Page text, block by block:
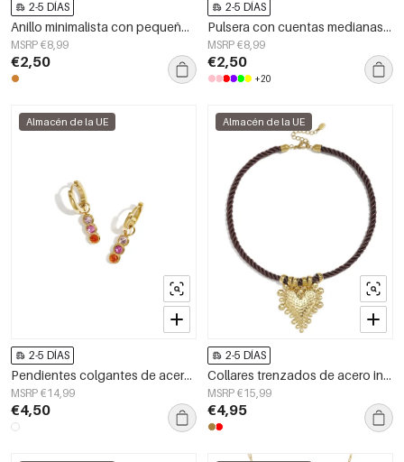
2-5 DÍAS
Anillo minimalista con pequeños corazones
MSRP €8,99
€2,50
2-5 DÍAS
Pulsera con cuentas medianas y cierre frontal de 12 mm.
MSRP €8,99
€2,50
+20
Almacén de la UE
2-5 DÍAS
Pendientes colgantes de acero inoxidable con forma circular, estilo casual y sencillo para uso diario. Joyería para mujer.
MSRP €14,99
€4,50
Almacén de la UE
2-5 DÍAS
Collares trenzados de acero inoxidable con forma de corazón, sencillos, de la serie Daily Simple para mujer.
MSRP €15,99
€4,95